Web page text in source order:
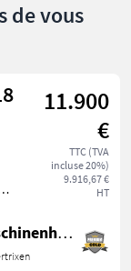
de vous
11.900
€
TTC (TVA
incluse 20%)
9.916,67 €
HT
Landmaschinenhandel Ouschan Anton